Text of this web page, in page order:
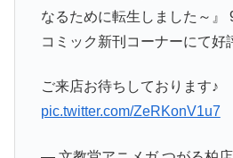
なるために転生しました～』
コミック新刊コーナーにて好
ご来店お待ちしております♪
pic.twitter.com/ZeRKonV1u7